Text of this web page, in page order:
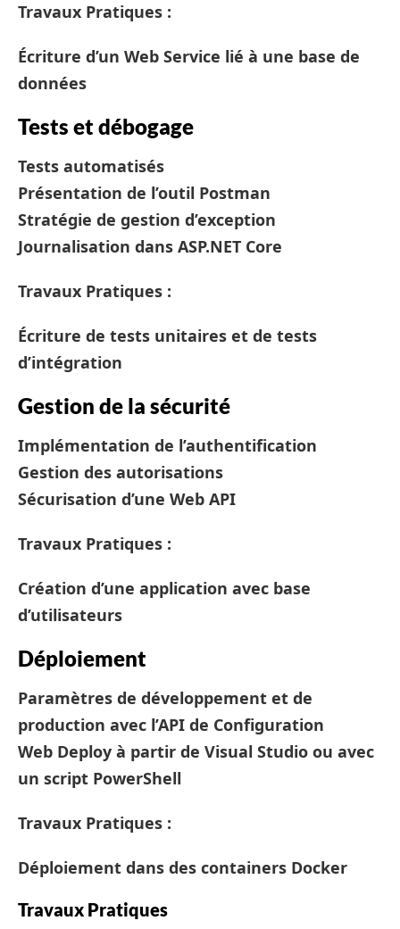
Travaux Pratiques :
Écriture d’un Web Service lié à une base de
données
Tests et débogage
Tests automatisés
Présentation de l’outil Postman
Stratégie de gestion d’exception
Journalisation dans ASP.NET Core
Travaux Pratiques :
Écriture de tests unitaires et de tests
d’intégration
Gestion de la sécurité
Implémentation de l’authentification
Gestion des autorisations
Sécurisation d’une Web API
Travaux Pratiques :
Création d’une application avec base
d’utilisateurs
Déploiement
Paramètres de développement et de
production avec l’API de Configuration
Web Deploy à partir de Visual Studio ou avec
un script PowerShell
Travaux Pratiques :
Déploiement dans des containers Docker
Travaux Pratiques